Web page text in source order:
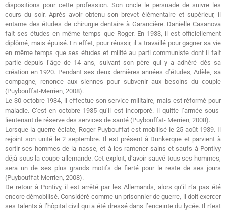
dispositions pour cette profession. Son oncle le persuade de suivre les
cours du soir. Après avoir obtenu son brevet élémentaire et supérieur, il
entame des études de chirurgie dentaire à Garancière. Danielle Casanova
fait ses études en même temps que Roger. En 1933, il est officiellement
diplômé, mais épuisé. En effet, pour réussir, il a travaillé pour gagner sa vie
en même temps que ses études et milité au parti communiste dont il fait
partie depuis l’âge de 14 ans, suivant son père qui y a adhéré dès sa
création en 1920. Pendant ses deux dernières années d’études, Adèle, sa
compagne, renonce aux siennes pour subvenir aux besoins du couple
(Puybouffat-Merrien, 2008).
Le 30 octobre 1934, il effectue son service militaire, mais est réformé pour
maladie. C’est en octobre 1935 qu’il est incorporé. Il quitte l’armée sous-
lieutenant de réserve des services de santé (Puybouffat- Merrien, 2008).
Lorsque la guerre éclate, Roger Puybouffat est mobilisé le 25 août 1939. Il
rejoint son unité le 2 septembre. Il est présent à Dunkerque et parvient à
sortir ses hommes de la nasse, et à les ramener sains et saufs à Pontivy
déjà sous la coupe allemande. Cet exploit, d’avoir sauvé tous ses hommes,
sera un de ses plus grands motifs de fierté pour le reste de ses jours
(Puybouffat-Merrien, 2008).
De retour à Pontivy, il est arrêté par les Allemands, alors qu’il n’a pas été
encore démobilisé. Considéré comme un prisonnier de guerre, il doit exercer
ses talents à l’hôpital civil qui a été dressé dans l’enceinte du lycée. Il n’est